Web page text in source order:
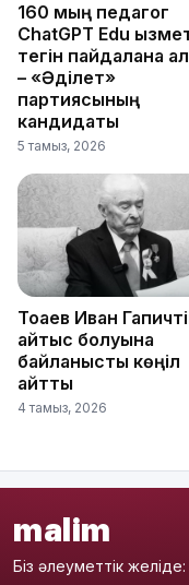
160 мың педагог
ChatGPT Edu
тегін пайдалана
– «Әділет»
партиясының
кандидаты
5 тамыз, 2026
Тоқаев Иван
қайтыс болуына
байланысты көңіл
айтты
4 тамыз, 2026
malim
Біз әлеуметтік желіде: